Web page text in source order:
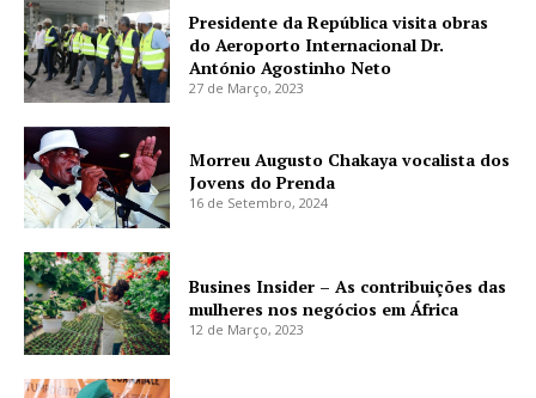
Presidente da República visita obras
do Aeroporto Internacional Dr.
António Agostinho Neto
27 de Março, 2023
Morreu Augusto Chakaya vocalista dos
Jovens do Prenda
16 de Setembro, 2024
Busines Insider – As contribuições das
mulheres nos negócios em África
12 de Março, 2023